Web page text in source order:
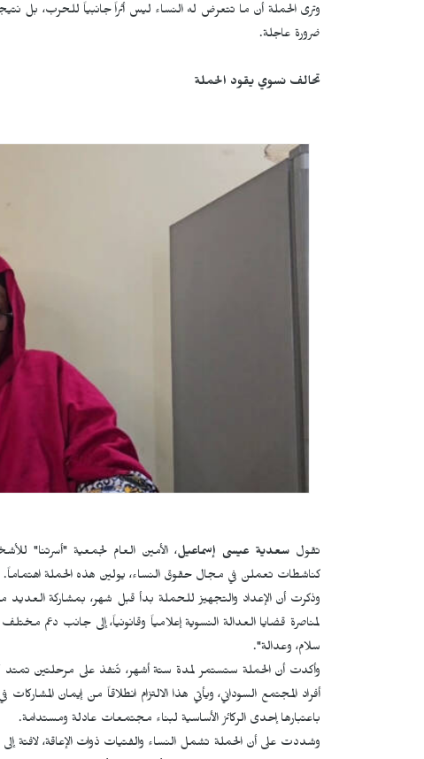
وترى الحملة أن ما تتعرض له النساء ليس أثراً جانبياً للحرب، بل
ضرورة عاجلة.
تحالف نسوي يقود الحملة
تقول سعدية عيسى إسماعيل، الأمين العام لجمعية "أسرتنا"
كناشطات تعملن في مجال حقوق النساء، يولين هذه الحملة اهتماماً.
وذكرت أن الإعداد والتجهيز للحملة بدأ قبل شهر، بمشاركة العديد
لمناصرة قضايا العدالة النسوية إعلامياً وقانونياً، إلى جانب دعم
سلام، وعدالة".
وأكدت أن الحملة ستستمر لمدة ستة أشهر، تُنفذ على مرحلتين تمتد كل
أفراد المجتمع السوداني، ويأتي هذا الالتزام انطلاقاً من إيمان
باعتبارها إحدى الركائز الأساسية لبناء مجتمعات عادلة ومستدامة.
وشددت على أن الحملة تشمل النساء والفتيات ذوات الإعاقة، لافتة